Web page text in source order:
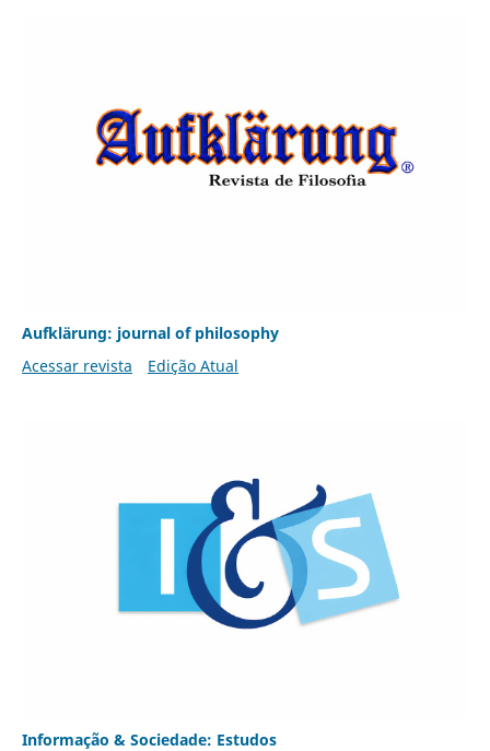
Aufklärung: journal of philosophy
Acessar revista
Edição Atual
Informação & Sociedade: Estudos